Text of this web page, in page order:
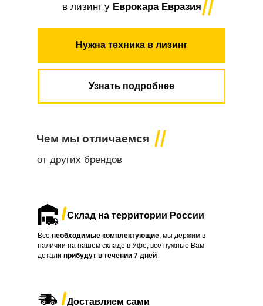
в лизинг у Еврокара Евразия
Нужна техника в лизинг
Узнать подробнее
Чем мы отличаемся
от других брендов
Все необходимые комплектующие, мы держим в
наличии на нашем складе в Уфе, все нужные Вам
детали прибудут в течении 7 дней
Склад на территории России
Доставляем сами